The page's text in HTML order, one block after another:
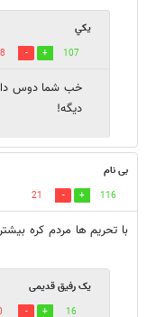
يكي
107
خب شما دوس
ديگه!
بی نام
116
21
با تحریم ها مردم کره
یک رفیق قدیمی
16